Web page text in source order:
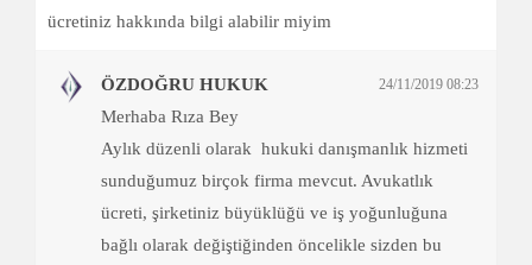
ücretiniz hakkında bilgi alabilir miyim
ÖZDOĞRU HUKUK 24/11/2019 08:23
Merhaba Rıza Bey
Aylık düzenli olarak hukuki danışmanlık hizmeti
sunduğumuz birçok firma mevcut. Avukatlık
ücreti, şirketiniz büyüklüğü ve iş yoğunluğuna
bağlı olarak değiştiğinden öncelikle sizden bu